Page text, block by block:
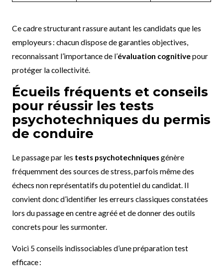
Ce cadre structurant rassure autant les candidats que les
employeurs : chacun dispose de garanties objectives,
reconnaissant l’importance de l’évaluation cognitivepour
protéger la collectivité.
Écueils fréquents et conseils
pour réussir les tests
psychotechniques du permis
de conduire
Le passage par les tests psychotechniquesgénère
fréquemment des sources de stress, parfois même des
échecs non représentatifs du potentiel du candidat. Il
convient donc d’identifier les erreurs classiques constatées
lors du passage en centre agréé et de donner des outils
concrets pour les surmonter.
Voici 5 conseils indissociables d’une préparation test
efficace :